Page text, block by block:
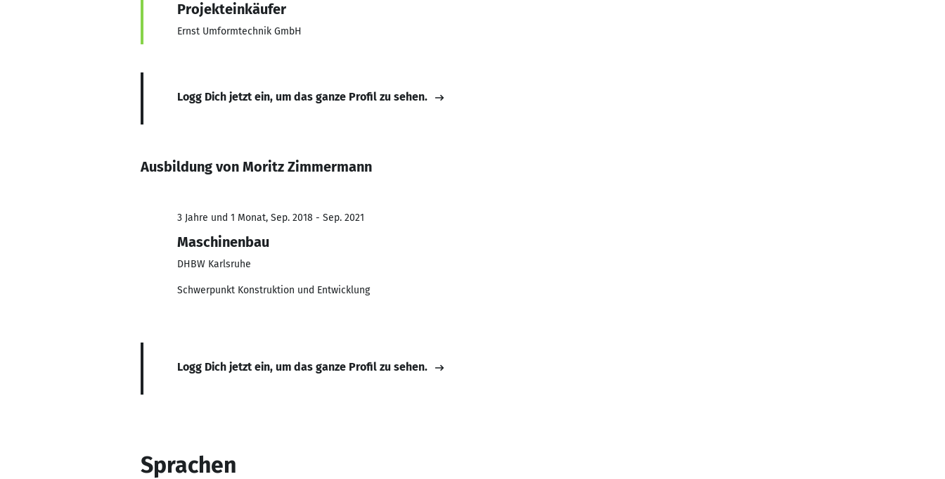
Projekteinkäufer
Ernst Umformtechnik GmbH
Logg Dich jetzt ein, um das ganze Profil zu sehen.
Ausbildung von Moritz Zimmermann
3 Jahre und 1 Monat, Sep. 2018 - Sep. 2021
Maschinenbau
DHBW Karlsruhe
Schwerpunkt Konstruktion und Entwicklung
Logg Dich jetzt ein, um das ganze Profil zu sehen.
Sprachen